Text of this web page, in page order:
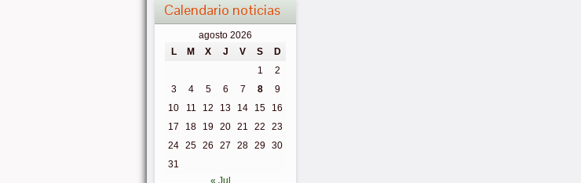
Calendario noticias
agosto 2026
L
M X J V S
D
1
2
3
4 5 6 7 8
9
10
11 12 13 14 15
16
17
18 19 20 21 22
23
24 25 26 27 28 29 30
31